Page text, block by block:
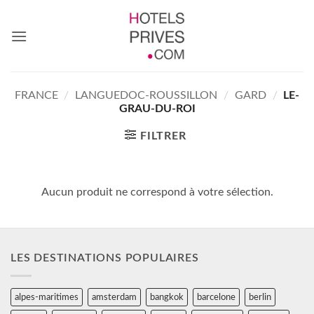
contenu
FRANCE / LANGUEDOC-ROUSSILLON / GARD /
LE-
GRAU-DU-ROI
FILTRER
Aucun produit ne correspond à votre sélection.
LES DESTINATIONS POPULAIRES
alpes-maritimes amsterdam bangkok barcelone berlin